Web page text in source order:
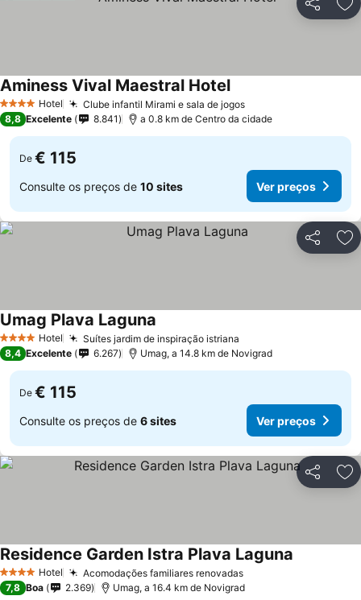
Partilhar
4 EstrelasHotel Clube infantil Mirami e sala de jogos
Aminess Vival Maestral Hotel
8,8 Excelente 8.841 a 0.8 km de Centro da cidade
De € 115
Consulte os preços de 10 sites Ver preços
Partilhar
4 EstrelasHotel Suítes jardim de inspiração istriana
Umag Plava Laguna
8,4 Excelente 6.267 Umag, a 14.8 km de Novigrad
De € 115
Consulte os preços de 6 sites Ver preços
Partilhar
4 EstrelasHotel Acomodações familiares renovadas
Residence Garden Istra Plava Laguna
7,8 Boa 2.369 Umag, a 16.4 km de Novigrad